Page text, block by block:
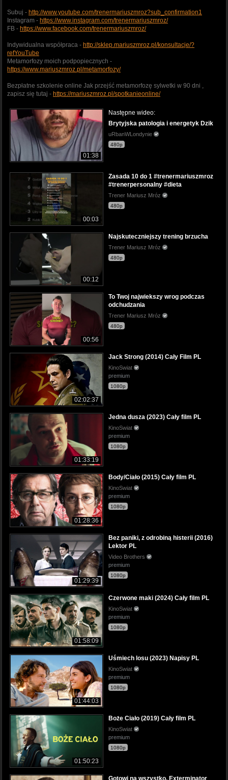
Subuj - http://www.youtube.com/trenermariuszmroz?sub_confirmation1
Instagram - https://www.instagram.com/trenermariuszmroz/
FB - https://www.facebook.com/trenermariuszmroz/
Indywidualna współpraca - http://sklep.mariuszmroz.pl/konsultacje/?
refYouTube
Metamorfozy moich podpopiecznych -
https://www.mariuszmroz.pl/metamorfozy/
Bezpłatne szkolenie online Jak przejść metamorfozę sylwetki w 90 dni ,
zapisz się tutaj - https://mariuszmroz.pl/spotkanieonline/
01:38
Następne wideo:
Brytyjska patologia i energetyk Dzik
uRbanWLondynie
480p
00:03
Zasada 10 do 1 #trenermariuszmroz
#trenerpersonalny #dieta
Trener Mariusz Mróz
480p
00:12
Najskuteczniejszy trening brzucha
Trener Mariusz Mróz
480p
00:56
To Twoj najwiekszy wrog podczas
odchudzania
Trener Mariusz Mróz
480p
02:02:37
Jack Strong (2014) Cały Film PL
KinoSwiat
premium
1080p
01:33:19
Jedna dusza (2023) Cały film PL
KinoSwiat
premium
1080p
01:28:36
Body/Ciało (2015) Cały film PL
KinoSwiat
premium
1080p
01:29:39
Bez paniki, z odrobiną histerii (2016)
Lektor PL
Video Brothers
premium
1080p
01:58:09
Czerwone maki (2024) Cały film PL
KinoSwiat
premium
1080p
01:44:03
Uśmiech losu (2023) Napisy PL
KinoSwiat
premium
1080p
01:50:23
Boże Ciało (2019) Cały film PL
KinoSwiat
premium
1080p
Gotowi na wszystko. Exterminator